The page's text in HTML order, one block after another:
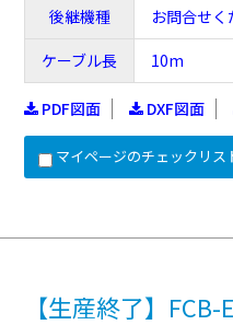
後継機種
お問合せく
ケーブル長
10m
PDF図面 DXF図面
マイページのチェックリス
【生産終了】